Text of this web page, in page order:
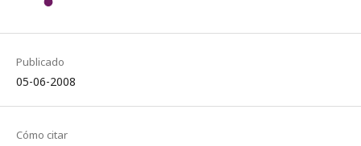
Publicado
05-06-2008
Cómo citar